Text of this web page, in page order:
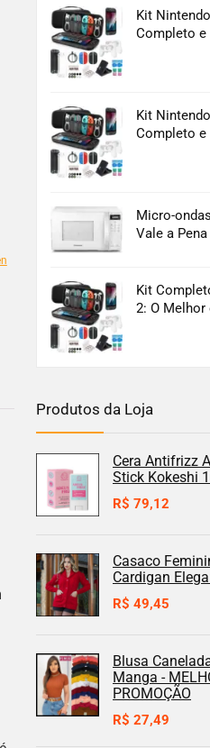
Kit
Completo e
Kit
Completo e
Micro-
Vale a
Kit
2: O Melhor
Produtos da Loja
Cera Antifrizz
Stick Kokeshi
R$ 79,12
Casaco
Cardigan
R$ 49,45
Blusa
Manga -
PROMOÇÃO
R$ 27,49